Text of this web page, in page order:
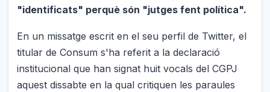
"identificats" perquè són "jutges fent política".
En un missatge escrit en el seu perfil de Twitter, el
titular de Consum s'ha referit a la declaració
institucional que han signat huit vocals del CGPJ
aquest dissabte en la qual critiquen les paraules